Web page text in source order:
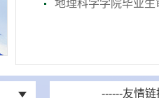
地理科学学院毕业
------友情链